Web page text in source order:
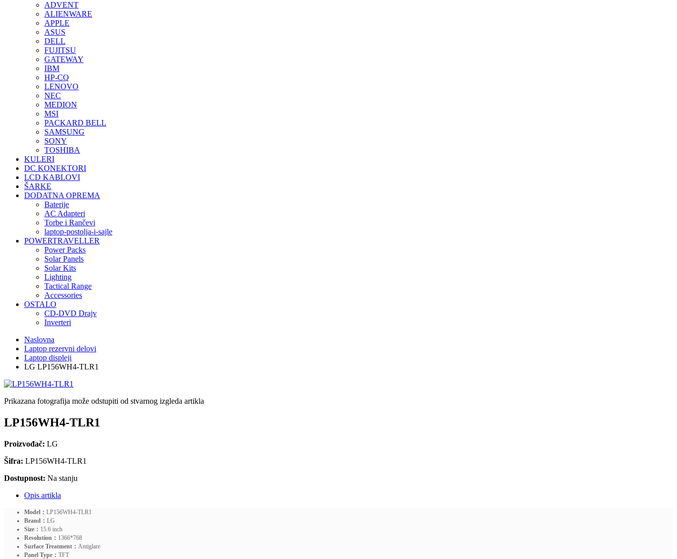
ADVENT
ALIENWARE
APPLE
ASUS
DELL
FUJITSU
GATEWAY
IBM
HP-CQ
LENOVO
NEC
MEDION
MSI
PACKARD BELL
SAMSUNG
SONY
TOSHIBA
KULERI
DC KONEKTORI
LCD KABLOVI
ŠARKE
DODATNA OPREMA
Baterije
AC Adapteri
Torbe i Rančevi
laptop-postolja-i-sajle
POWERTRAVELLER
Power Packs
Solar Panels
Solar Kits
Lighting
Tactical Range
Accessories
OSTALO
CD-DVD Drajv
Inverteri
Naslovna
Laptop rezervni delovi
Laptop displeji
LG LP156WH4-TLR1
Prikazana fotografija može odstupiti od stvarnog izgleda artikla
LP156WH4-TLR1
Proizvođač: LG
Šifra: LP156WH4-TLR1
Dostupnost: Na stanju
Opis artikla
Model： LP156WH4-TLR1
Brand： LG
Size： 15.6 inch
Resolution： 1366*768
Surface Treatment： Antiglare
Panel Type： TFT